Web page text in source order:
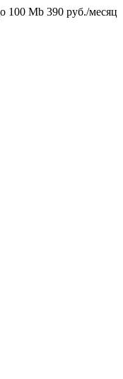
100 Mb 390 руб./месяц